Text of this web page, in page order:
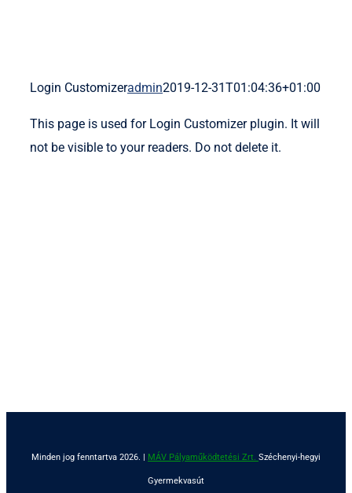
Login Customizeradmin2019-12-31T01:04:36+01:00
This page is used for Login Customizer plugin. It will
not be visible to your readers. Do not delete it.
Minden jog fenntartva 2026. | MÁV Pályaműködtetési Zrt. Széchenyi-hegyi
Gyermekvasút